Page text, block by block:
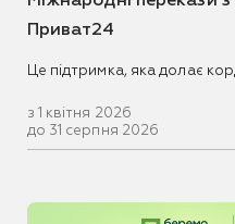
Приват24
Це підтримка, яка долає
з 1 квітня 2026
до 31 серпня 2026